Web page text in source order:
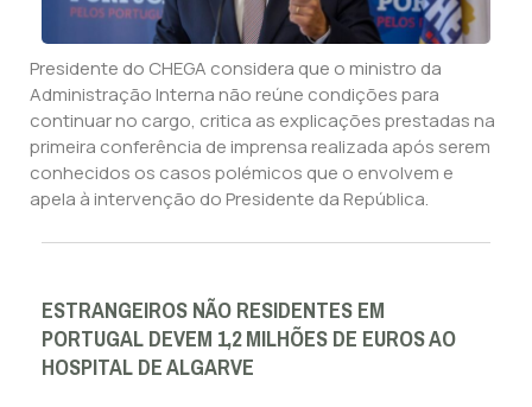
Presidente do CHEGA considera que o ministro da
Administração Interna não reúne condições para
continuar no cargo, critica as explicações prestadas na
primeira conferência de imprensa realizada após serem
conhecidos os casos polémicos que o envolvem e
apela à intervenção do Presidente da República.
ESTRANGEIROS NÃO RESIDENTES EM
PORTUGAL DEVEM 1,2 MILHÕES DE EUROS AO
HOSPITAL DE ALGARVE